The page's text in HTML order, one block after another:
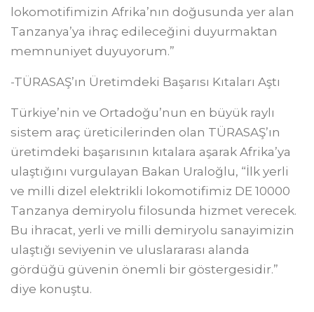
lokomotifimizin Afrika’nın doğusunda yer alan
Tanzanya’ya ihraç edileceğini duyurmaktan
memnuniyet duyuyorum.”
-TÜRASAŞ’ın Üretimdeki Başarısı Kıtaları Aştı
Türkiye’nin ve Ortadoğu’nun en büyük raylı
sistem araç üreticilerinden olan TÜRASAŞ’ın
üretimdeki başarısının kıtalara aşarak Afrika’ya
ulaştığını vurgulayan Bakan Uraloğlu, “İlk yerli
ve milli dizel elektrikli lokomotifimiz DE 10000
Tanzanya demiryolu filosunda hizmet verecek.
Bu ihracat, yerli ve milli demiryolu sanayimizin
ulaştığı seviyenin ve uluslararası alanda
gördüğü güvenin önemli bir göstergesidir.”
diye konuştu.